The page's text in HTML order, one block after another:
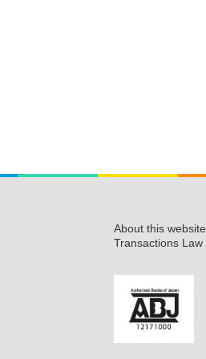
About this website
Transactions Law